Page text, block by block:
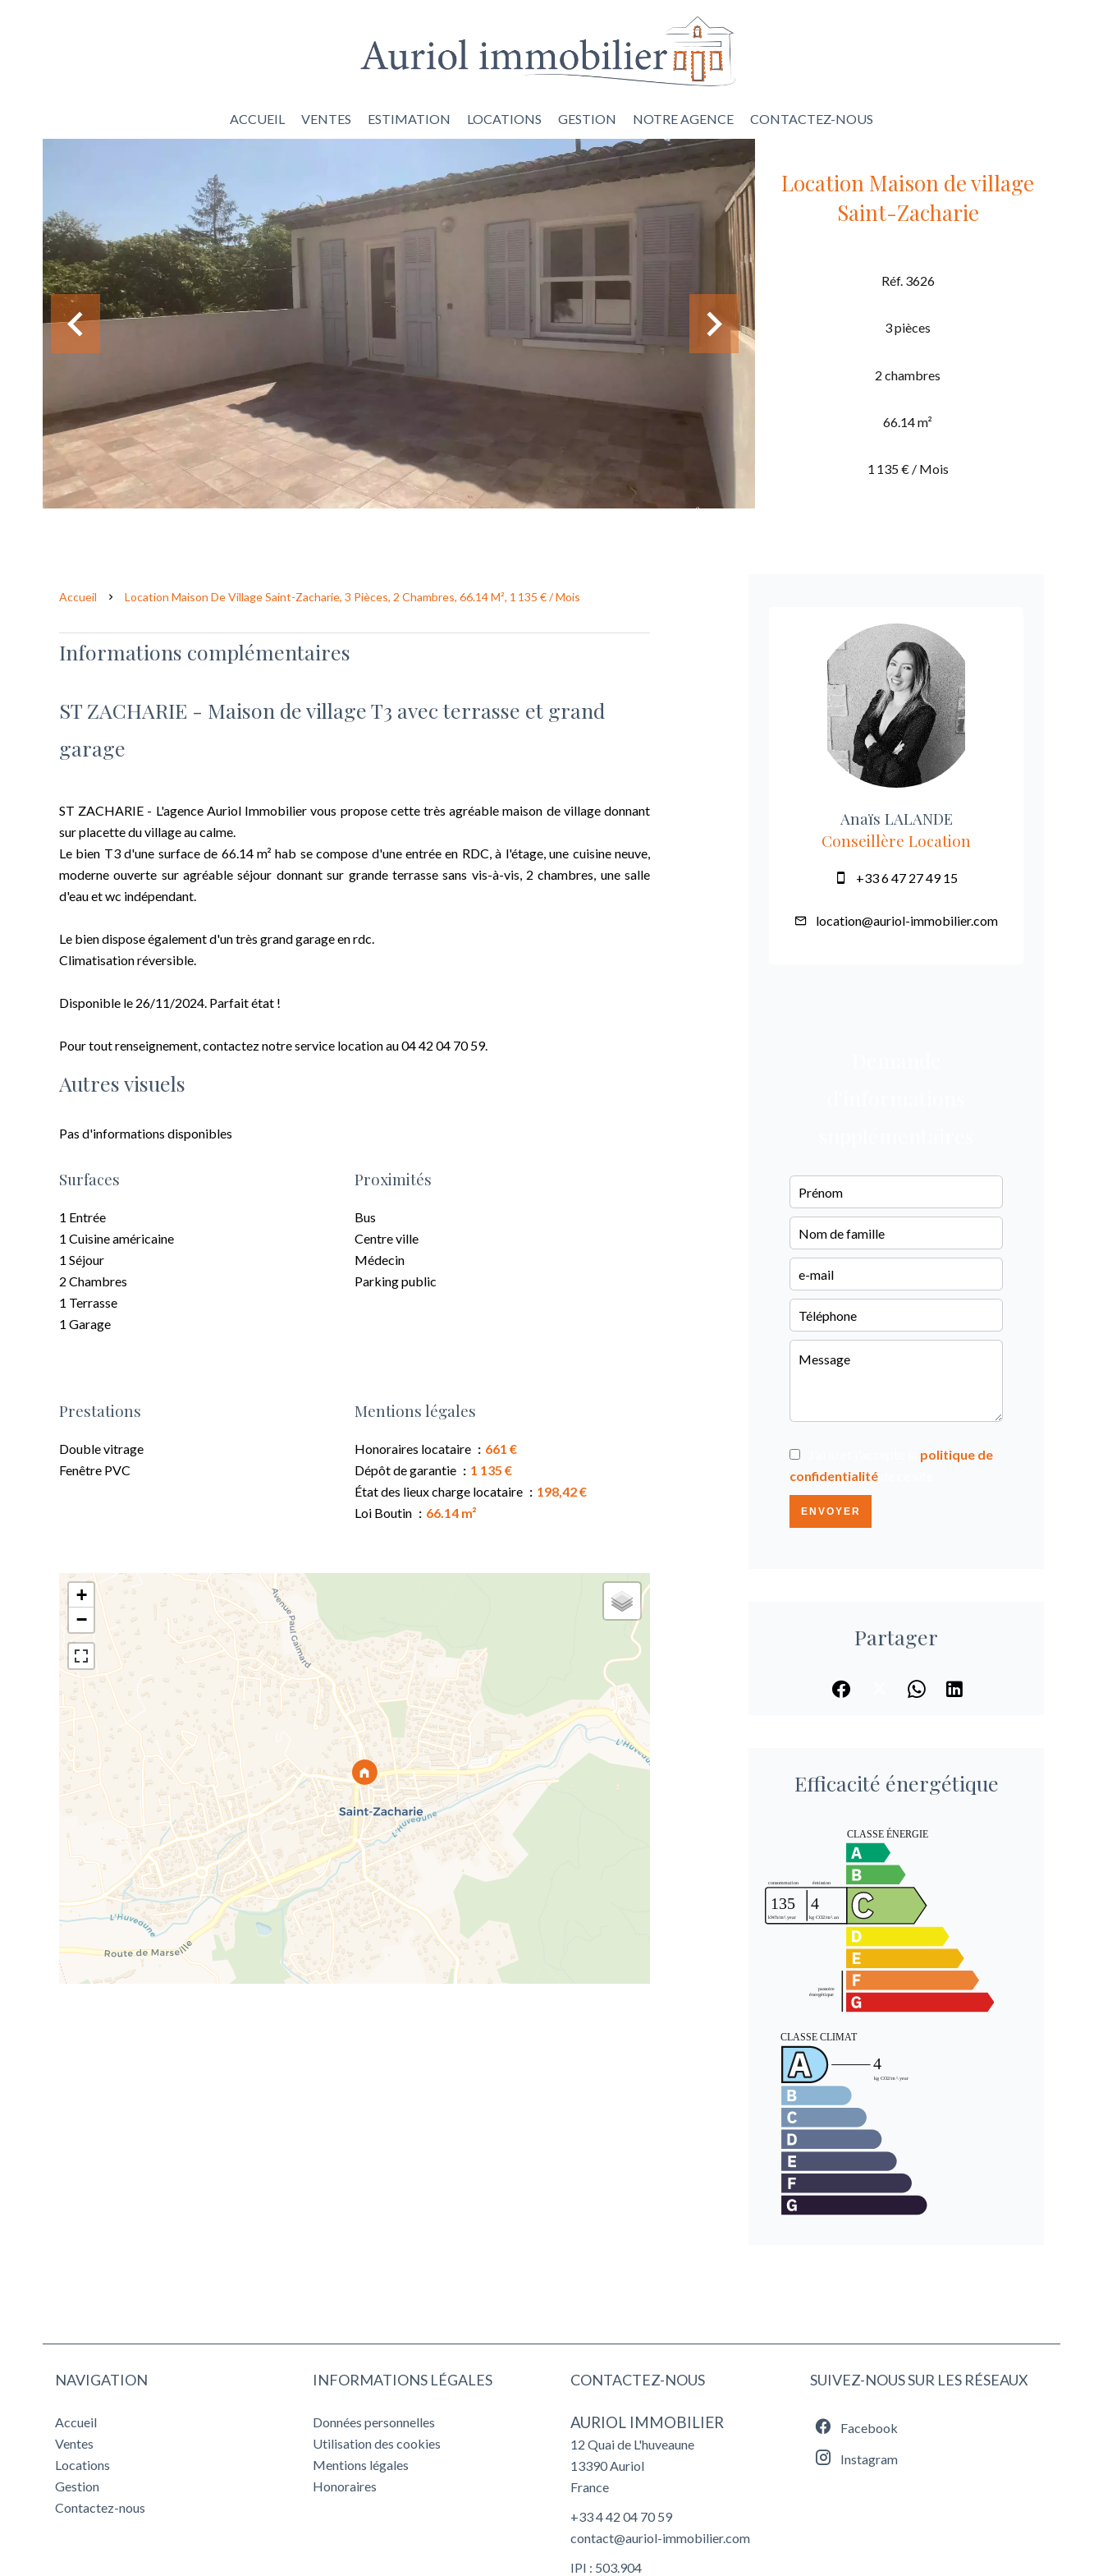
ACCUEIL VENTES ESTIMATION LOCATIONS GESTION NOTRE AGENCE CONTACTEZ-NOUS
Location Maison de village
Saint-Zacharie
Réf. 3626
3 pièces
2 chambres
66.14 m²
1 135 € / Mois
Accueil Location Maison De Village Saint-Zacharie, 3 Pièces, 2 Chambres, 66.14 M², 1 135 € / Mois
Informations complémentaires
ST ZACHARIE - Maison de village T3 avec terrasse et grand
garage
ST ZACHARIE - L'agence Auriol Immobilier vous propose cette très agréable maison de village donnant
sur placette du village au calme.
Le bien T3 d'une surface de 66.14 m² hab se compose d'une entrée en RDC, à l'étage, une cuisine neuve,
moderne ouverte sur agréable séjour donnant sur grande terrasse sans vis-à-vis, 2 chambres, une salle
d'eau et wc indépendant.
Le bien dispose également d'un très grand garage en rdc.
Climatisation réversible.
Disponible le 26/11/2024. Parfait état !
Pour tout renseignement, contactez notre service location au 04 42 04 70 59.
Autres visuels
Pas d'informations disponibles
Surfaces
1 Entrée
1 Cuisine américaine
1 Séjour
2 Chambres
1 Terrasse
1 Garage
Proximités
Bus
Centre ville
Médecin
Parking public
Prestations
Double vitrage
Fenêtre PVC
Mentions légales
Honoraires locataire
661 €
Dépôt de garantie
1 135 €
État des lieux charge locataire
198,42 €
Loi Boutin
66.14 m²
+
−
Anaïs LALANDE
Conseillère Location
+33 6 47 27 49 15
location@auriol-immobilier.com
politique de
confidentialité
ENVOYER
Partager
Efficacité énergétique
NAVIGATION
Accueil
Ventes
Locations
Gestion
Contactez-nous
INFORMATIONS LÉGALES
Données personnelles
Utilisation des cookies
Mentions légales
Honoraires
CONTACTEZ-NOUS
AURIOL IMMOBILIER
12 Quai de L'huveaune
13390Auriol
France
+33 4 42 04 70 59
contact@auriol-immobilier.com
IPI : 503.904
SUIVEZ-NOUS SUR LES RÉSEAUX
Facebook
Instagram